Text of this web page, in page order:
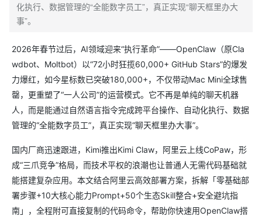
化执行、数据管理的“全能数字员工”，真正实现“聊天框里办大
事”。
2026年春节过后，AI领域迎来“执行革命”——OpenClaw（原Cla
wdbot、Moltbot）以“72小时狂揽60,000+ GitHub Stars”的爆发
力爆红，如今星标数已突破180,000+，不仅带动Mac Mini全球售
罄，更重塑了“一人公司”的运营模式。它不再是单纯的聊天机器
人，而是能通过自然语言指令完成跨平台操作、自动化执行、数据
管理的“全能数字员工”，真正实现“聊天框里办大事”。
国内厂商迅速跟进，Kimi推出Kimi Claw，阿里云上线CoPaw，形
成“三爪竞争”格局，而技术平权的浪潮也让普通人无需代码基础就
能搭建复杂应用。本文结合阿里云高效部署方案，拆解「零基础部
署步骤+10大核心能力Prompt+50个生态Skill整合+安全避坑指
南」，全程附可直接复制的代码命令，帮助你快速用OpenClaw搭